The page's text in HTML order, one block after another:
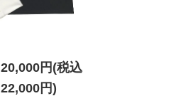
20,000円(税込
22,000円)